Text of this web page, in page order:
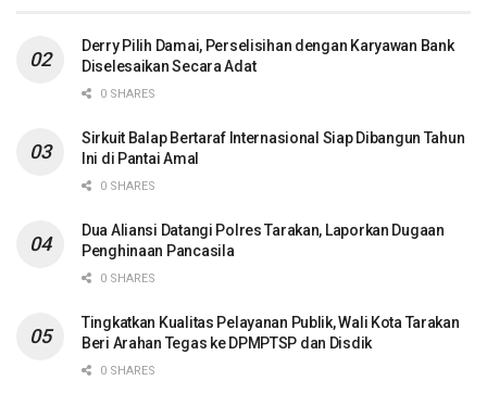
Derry Pilih Damai, Perselisihan dengan Karyawan Bank
Diselesaikan Secara Adat
0 SHARES
Sirkuit Balap Bertaraf Internasional Siap Dibangun Tahun
Ini di Pantai Amal
0 SHARES
Dua Aliansi Datangi Polres Tarakan, Laporkan Dugaan
Penghinaan Pancasila
0 SHARES
Tingkatkan Kualitas Pelayanan Publik, Wali Kota Tarakan
Beri Arahan Tegas ke DPMPTSP dan Disdik
0 SHARES